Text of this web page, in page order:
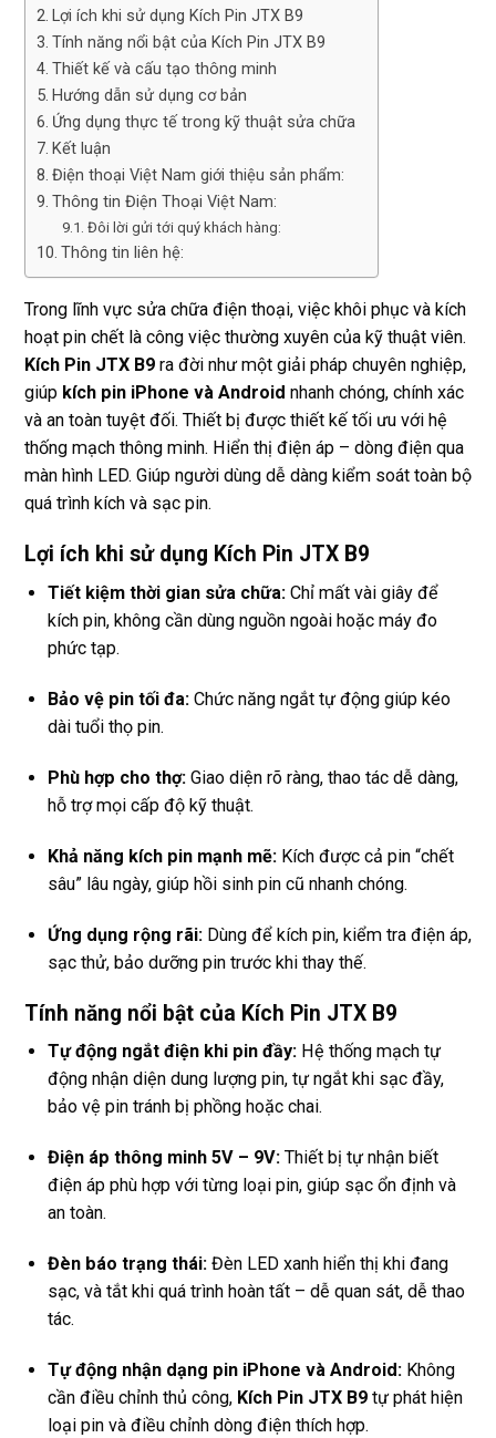
Lợi ích khi sử dụng Kích Pin JTX B9
Tính năng nổi bật của Kích Pin JTX B9
Thiết kế và cấu tạo thông minh
Hướng dẫn sử dụng cơ bản
Ứng dụng thực tế trong kỹ thuật sửa chữa
Kết luận
Điện thoại Việt Nam giới thiệu sản phẩm:
Thông tin Điện Thoại Việt Nam:
Đôi lời gửi tới quý khách hàng:
Thông tin liên hệ:
Trong lĩnh vực sửa chữa điện thoại, việc khôi phục và kích
hoạt pin chết là công việc thường xuyên của kỹ thuật viên.
Kích Pin JTX B9 ra đời như một giải pháp chuyên nghiệp,
giúp kích pin iPhone và Android nhanh chóng, chính xác
và an toàn tuyệt đối. Thiết bị được thiết kế tối ưu với hệ
thống mạch thông minh. Hiển thị điện áp – dòng điện qua
màn hình LED. Giúp người dùng dễ dàng kiểm soát toàn bộ
quá trình kích và sạc pin.
Lợi ích khi sử dụng Kích Pin JTX B9
Tiết kiệm thời gian sửa chữa: Chỉ mất vài giây để
kích pin, không cần dùng nguồn ngoài hoặc máy đo
phức tạp.
Bảo vệ pin tối đa: Chức năng ngắt tự động giúp kéo
dài tuổi thọ pin.
Phù hợp cho thợ: Giao diện rõ ràng, thao tác dễ dàng,
hỗ trợ mọi cấp độ kỹ thuật.
Khả năng kích pin mạnh mẽ: Kích được cả pin “chết
sâu” lâu ngày, giúp hồi sinh pin cũ nhanh chóng.
Ứng dụng rộng rãi: Dùng để kích pin, kiểm tra điện áp,
sạc thử, bảo dưỡng pin trước khi thay thế.
Tính năng nổi bật của Kích Pin JTX B9
Tự động ngắt điện khi pin đầy: Hệ thống mạch tự
động nhận diện dung lượng pin, tự ngắt khi sạc đầy,
bảo vệ pin tránh bị phồng hoặc chai.
Điện áp thông minh 5V – 9V: Thiết bị tự nhận biết
điện áp phù hợp với từng loại pin, giúp sạc ổn định và
an toàn.
Đèn báo trạng thái: Đèn LED xanh hiển thị khi đang
sạc, và tắt khi quá trình hoàn tất – dễ quan sát, dễ thao
tác.
Tự động nhận dạng pin iPhone và Android: Không
cần điều chỉnh thủ công, Kích Pin JTX B9 tự phát hiện
loại pin và điều chỉnh dòng điện thích hợp.